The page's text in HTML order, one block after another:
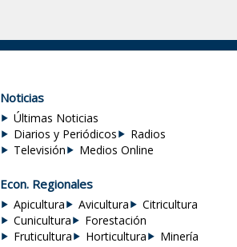
Noticias
Últimas Noticias
Diarios y Periódicos
Radios
Televisión
Medios Online
Econ. Regionales
Apicultura Avicultura
Citricultura
Cunicultura
Forestación
Fruticultura
Horticultura
Minería